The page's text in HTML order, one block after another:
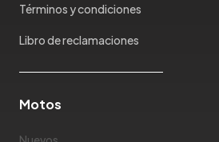
Términos y condiciones
Libro de reclamaciones
Motos